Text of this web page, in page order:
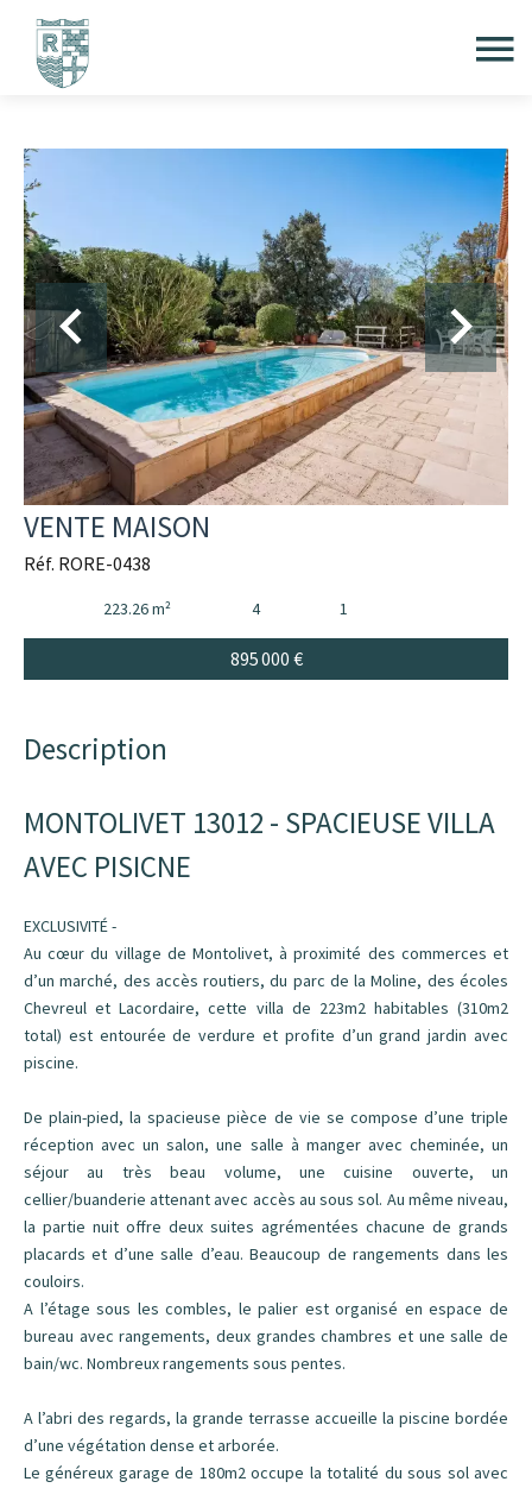
VENTE MAISON
Réf. RORE-0438
223.26 m² 4 1
895 000 €
Description
MONTOLIVET 13012 - SPACIEUSE VILLA
AVEC PISICNE
EXCLUSIVITÉ -
Au cœur du village de Montolivet, à proximité des commerces et
d’un marché, des accès routiers, du parc de la Moline, des écoles
Chevreul et Lacordaire, cette villa de 223m2 habitables (310m2
total) est entourée de verdure et profite d’un grand jardin avec
piscine.
De plain-pied, la spacieuse pièce de vie se compose d’une triple
réception avec un salon, une salle à manger avec cheminée, un
séjour au très beau volume, une cuisine ouverte, un
cellier/buanderie attenant avec accès au sous sol. Au même niveau,
la partie nuit offre deux suites agrémentées chacune de grands
placards et d’une salle d’eau. Beaucoup de rangements dans les
couloirs.
A l’étage sous les combles, le palier est organisé en espace de
bureau avec rangements, deux grandes chambres et une salle de
bain/wc. Nombreux rangements sous pentes.
A l’abri des regards, la grande terrasse accueille la piscine bordée
d’une végétation dense et arborée.
Le généreux garage de 180m2 occupe la totalité du sous sol avec